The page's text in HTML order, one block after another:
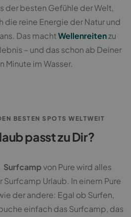
der besten Gefühle der Welt,
die reine Energie der Natur und
Das machtWellenreitenzu
– und das schon ab Deiner
Minute im Wasser.
BESTEN SPOTS WELTWEIT
passt zu Dir?
Surfcampvon Pure wird alles
Surfcamp Urlaub. In einem Pure
der andere: Egal ob Surfen,
einfach das Surfcamp, das